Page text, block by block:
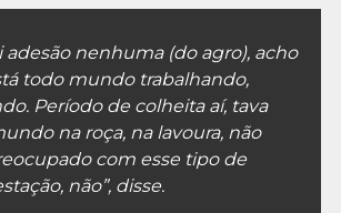
adesão nenhuma (do agro), acho
todo mundo trabalhando,
Período de colheita aí, tava
na roça, na lavoura, não
com esse tipo de
não”, disse.